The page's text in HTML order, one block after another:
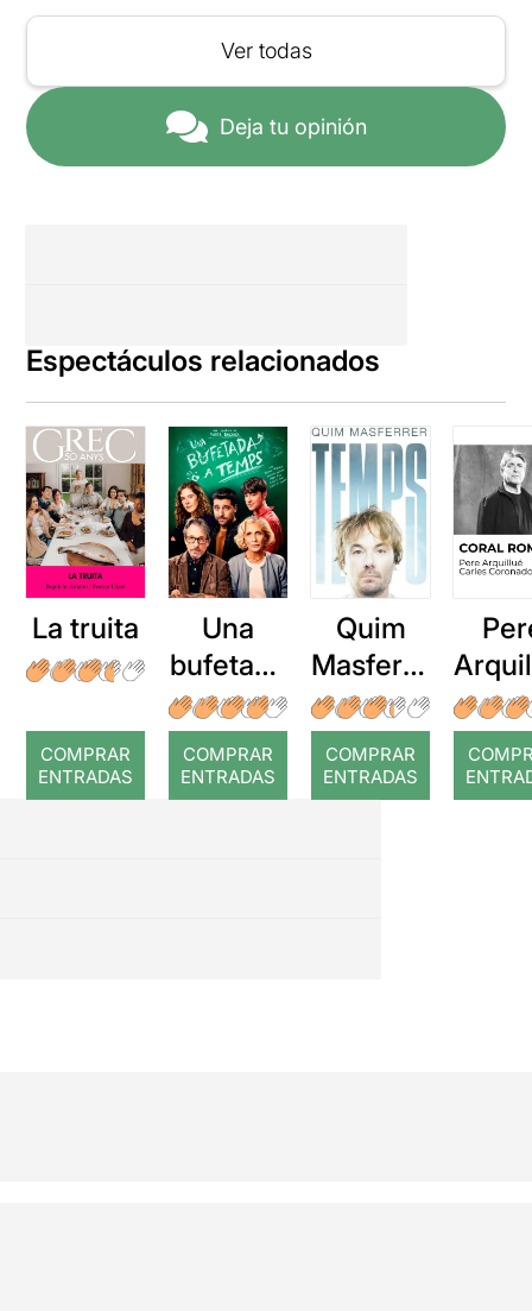
Ver todas
Deja tu opinión
Espectáculos relacionados
La truita
COMPRAR
ENTRADAS
Una
bufetada
a temps
COMPRAR
ENTRADAS
Quim
Masferre
r: Temps
COMPRAR
ENTRADAS
: